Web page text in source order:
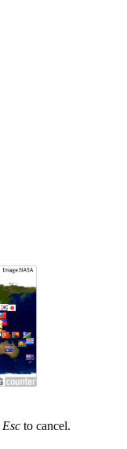
Esc to cancel.